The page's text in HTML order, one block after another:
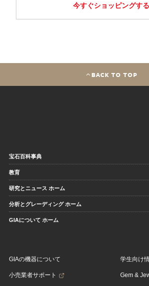
今すぐショッピングする
BACK TO TOP
宝石百科事典
教育
研究とニュース ホーム
分析とグレーディング ホーム
GIAについて ホーム
GIAの機器について
小売業者サポート
学生向け
Gem &